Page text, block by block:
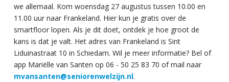
we allemaal. Kom woensdag 27 augustus tussen 10.00 en
11.00 uur naar Frankeland. Hier kun je gratis over de
smartfloor lopen. Als je dit doet, ontdek je hoe groot de
kans is dat je valt. Het adres van Frankeland is Sint
Liduinastraat 10 in Schiedam. Wil je meer informatie? Bel of
app Mariëlle van Santen op 06 - 50 25 83 70 of mail naar
mvansanten@seniorenwelzijn.nl.